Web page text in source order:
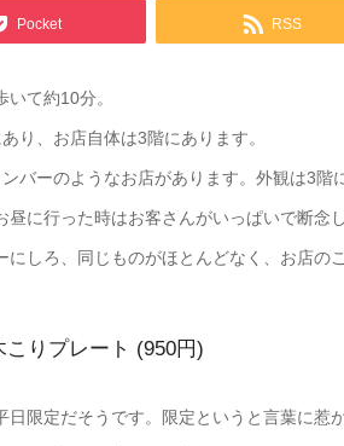
Pocket RSS
いて約10分。
り、お店自体は3階にあります。
バーのようなお店があります。外観は3
昼に行った時はお客さんがいっぱいで断
にしろ、同じものがほとんどなく、お店の
こりプレート (950円)
日限定だそうです。限定というと言葉に惹